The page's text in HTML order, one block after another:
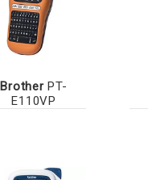
BrotherPT-
E110VP